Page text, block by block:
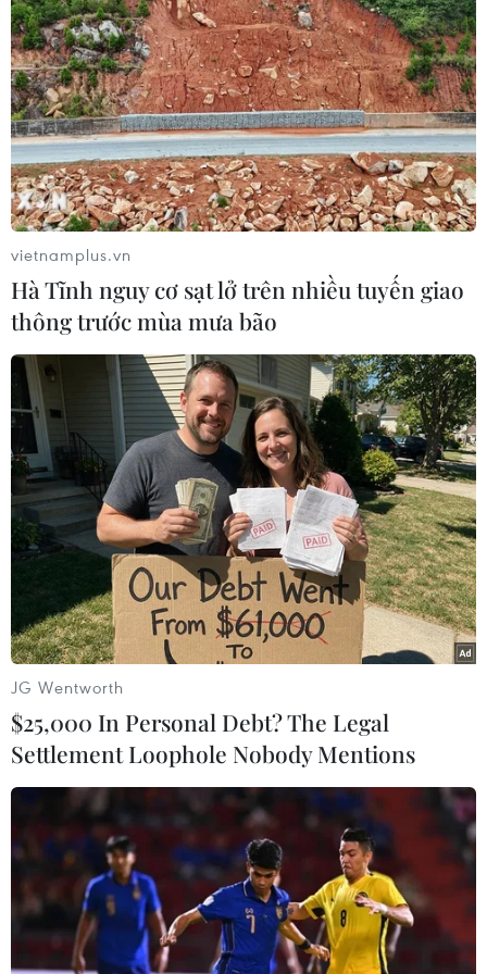
VietinBank chủ động kết nối, thu hút
nguồn vốn đầu tư Nhật Bản
24/08/2014 02:01
Với sự hậu thuẫn của đối tác chiến lược, VietinBank
mong muốn được hợp tác trong chuỗi sản xuất nông
nghiệp: từ sản xuất, thu mua, chế biến, cho đến tiêu thụ
sản phẩm và xuất khẩu.
VietinBank được triển khai dịch vụ ATM
vietnamplus.vn
Hà Tĩnh nguy cơ sạt lở trên nhiều tuyến giao
thông trước mùa mưa bão
JG Wentworth
$25,000 In Personal Debt? The Legal
Settlement Loophole Nobody Mentions